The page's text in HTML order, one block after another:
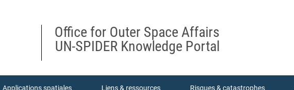
Office for Outer Space Affairs
UN-SPIDER Knowledge Portal
Applications spatiales Liens & ressources Risques & catastrophes